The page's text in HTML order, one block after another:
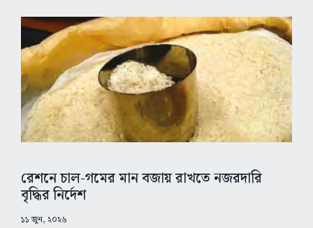
রেশনে চাল-গমের মান বজায় রাখতে নজরদারি
বৃদ্ধির নির্দেশ
১১ জুন, ২০২৬